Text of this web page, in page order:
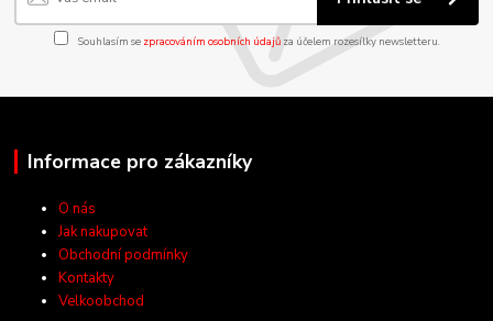
Souhlasím se zpracováním osobních údajůza účelem rozesílky newsletteru.
Informace pro zákazníky
O nás
Jak nakupovat
Obchodní podmínky
Kontakty
Velkoobchod